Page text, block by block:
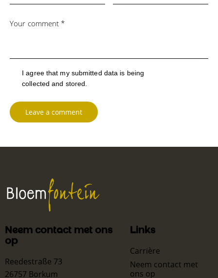
I agree that my submitted data is being
collected and stored.
Neem contact met ons
op
Reedestraße 73
26757 Borkum
Links
Carrière
Neem contact met
ons op